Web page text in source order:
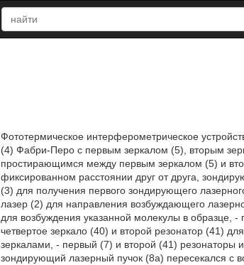
Фототермическое интерферометрическое
(4) Фабри-Перо с первым зеркалом (5), вторым
простирающимся между первым зеркалом (5) и
фиксированном расстоянии друг от друга,
(3) для получения первого зондирующего
лазер (2) для направления возбуждающего
для возбуждения указанной молекулы в образце,
четвертое зеркало (40) и второй резонатор (41)
зеркалами, - первый (7) и второй (41)
зондирующий лазерный пучок (8а) пересекался с